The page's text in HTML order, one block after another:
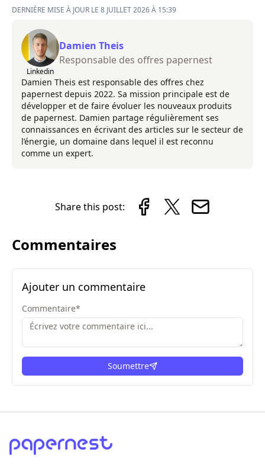
DERNIÈRE MISE À JOUR LE 8 JUILLET 2026 À 15:39
Linkedin
Damien Theis
Responsable des offres papernest
Damien Theis est responsable des offres chez
papernest depuis 2022. Sa mission principale est de
développer et de faire évoluer les nouveaux produits
de papernest. Damien partage régulièrement ses
connaissances en écrivant des articles sur le secteur de
l’énergie, un domaine dans lequel il est reconnu
comme un expert.
Share this post:
Commentaires
Ajouter un commentaire
Commentaire*
Soumettre